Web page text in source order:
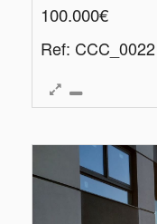
100.000€
Ref: CCC_0022